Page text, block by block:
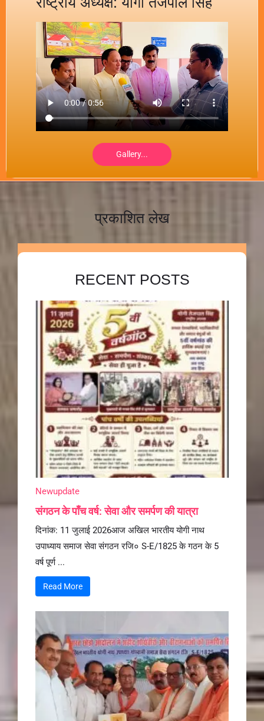
Gallery...
प्रकाशित लेख
RECENT POSTS
Newupdate
संगठन के पाँच वर्ष: सेवा और समर्पण की यात्रा
दिनांक: 11 जुलाई 2026आज अखिल भारतीय योगी नाथ
उपाध्याय समाज सेवा संगठन रजि० S-E/1825 के गठन के 5
वर्ष पूर्ण ...
Read More